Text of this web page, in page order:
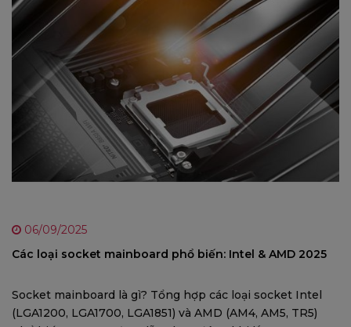
06/09/2025
Các loại socket mainboard phổ biến: Intel & AMD 2025
Socket mainboard là gì? Tổng hợp các loại socket Intel
(LGA1200, LGA1700, LGA1851) và AMD (AM4, AM5, TR5)